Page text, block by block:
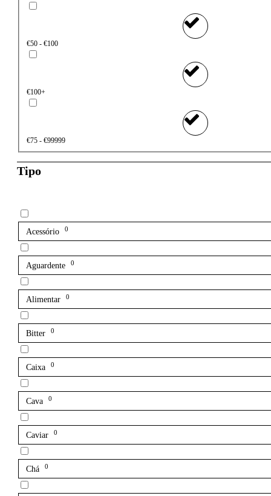
€50 - €100
€100+
€75 - €99999
Tipo
Acessório 0
Aguardente 0
Alimentar 0
Bitter 0
Caixa 0
Cava 0
Caviar 0
Chá 0